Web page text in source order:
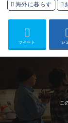
海外に暮らす
ツイート シ